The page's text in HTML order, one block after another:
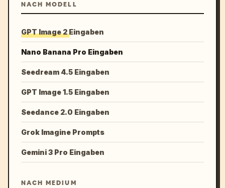
NACH MODELL
GPT Image 2 Eingaben
Nano Banana Pro Eingaben
Seedream 4.5 Eingaben
GPT Image 1.5 Eingaben
Seedance 2.0 Eingaben
Grok Imagine Prompts
Gemini 3 Pro Eingaben
NACH MEDIUM